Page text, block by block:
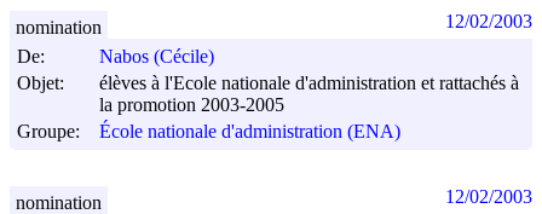
De:
Nabos (Cécile)
Objet:
élèves à l'Ecole nationale d'administration et rattachés à
la promotion 2003-2005
Groupe:
École nationale d'administration (ENA)
nomination 12/02/2003
nomination 12/02/2003